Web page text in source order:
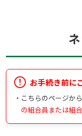
お手続き前に
・ こちらのページか
の組合員または組